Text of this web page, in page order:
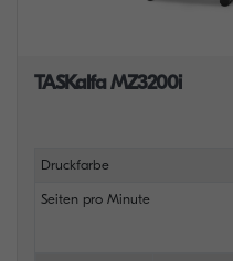
TASKalfa MZ3200i
Druckfarbe
Seiten pro Minute